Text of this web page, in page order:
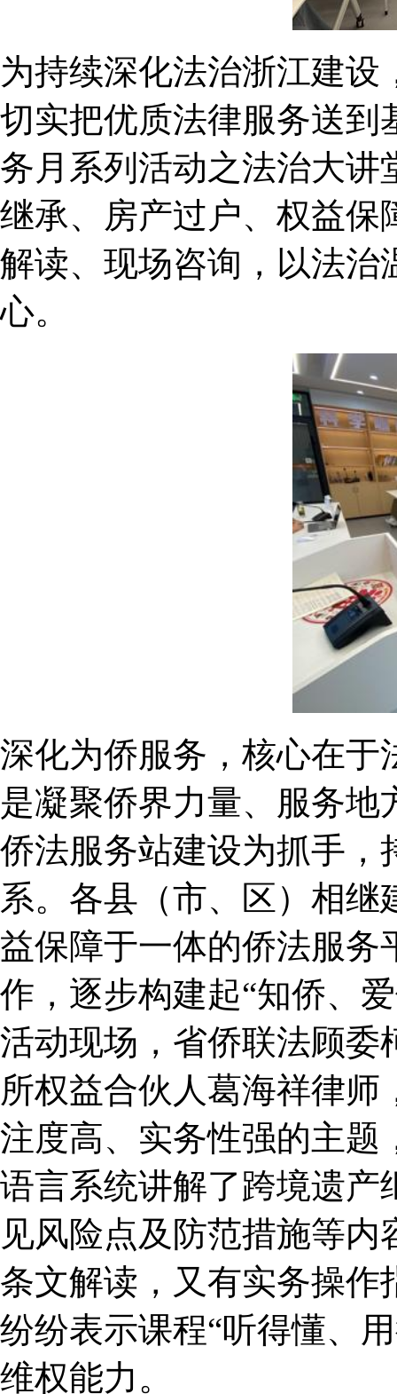
为持续深化法治浙江建设
切实把优质法律服务送到
务月系列活动之法治大讲
继承、房产过户、权益保
解读、现场咨询，以法治
心。
深化为侨服务，核心在于
是凝聚侨界力量、服务
侨法服务站建设为抓手，
系。各县（市、区）相
益保障于一体的侨法服务
作，逐步构建起“知侨、
活动现场，省侨联法顾委
所权益合伙人葛海祥律
注度高、实务性强的主题
语言系统讲解了跨境遗产
见风险点及防范措施等
条文解读，又有实务操作
纷纷表示课程“听得懂、
维权能力。